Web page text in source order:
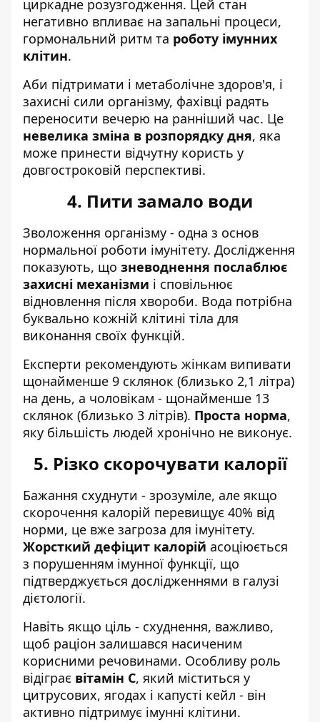
циркадне розузгодження. Цей стан
негативно впливає на запальні процеси,
гормональний ритм та роботу імунних
клітин.
Аби підтримати і метаболічне здоров'я, і
захисні сили організму, фахівці радять
переносити вечерю на ранніший час. Це
невелика зміна в розпорядку дня, яка
може принести відчутну користь у
довгостроковій перспективі.
4. Пити замало води
Зволоження організму - одна з основ
нормальної роботи імунітету. Дослідження
показують, що зневоднення послаблює
захисні механізми і сповільнює
відновлення після хвороби. Вода потрібна
буквально кожній клітині тіла для
виконання своїх функцій.
Експерти рекомендують жінкам випивати
щонайменше 9 склянок (близько 2,1 літра)
на день, а чоловікам - щонайменше 13
склянок (близько 3 літрів). Проста норма,
яку більшість людей хронічно не виконує.
5. Різко скорочувати калорії
Бажання схуднути - зрозуміле, але якщо
скорочення калорій перевищує 40% від
норми, це вже загроза для імунітету.
Жорсткий дефіцит калорій асоціюється
з порушенням імунної функції, що
підтверджується дослідженнями в галузі
дієтології.
Навіть якщо ціль - схуднення, важливо,
щоб раціон залишався насиченим
корисними речовинами. Особливу роль
відіграє вітамін С, який міститься у
цитрусових, ягодах і капусті кейл - він
активно підтримує імунні клітини.